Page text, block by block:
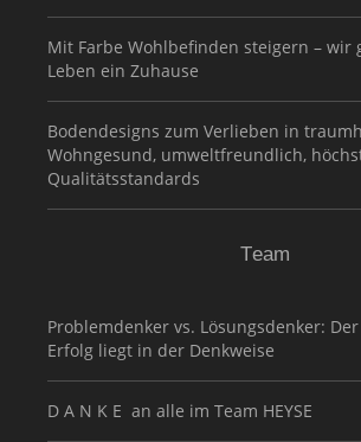
Mit Farbe Wohlbefinden steigern – wir
Leben ein Zuhause
Bodendesigns zum Verlieben in
Wohngesund, umweltfreundlich,
Qualitätsstandards
Team
Problemdenker vs. Lösungsdenker:
Erfolg liegt in der Denkweise
D A N K E an alle im Team HEYSE